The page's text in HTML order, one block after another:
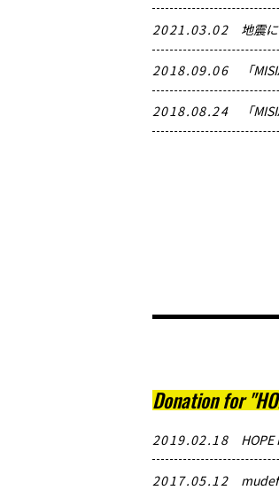
2021.03.02 地震
2018.09.06 「
2018.08.24 「
Donation for
2019.02.18
2017.05.12